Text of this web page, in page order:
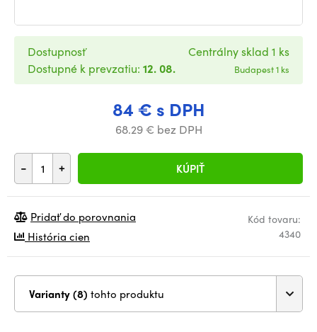
84 € s DPH
68.29 € bez DPH
- + KÚPIŤ
Dostupnosť
Dostupné k prevzatiu: 12. 08.
Centrálny sklad 1 ks
Budapest 1 ks
Kód tovaru:
4340
Pridať do porovnania
História cien
Varianty (8) tohto produktu